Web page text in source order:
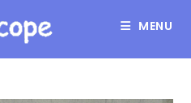
MENU